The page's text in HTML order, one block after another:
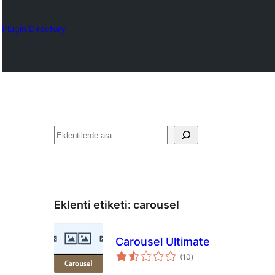
Plugin Directory
Ara
Eklenti etiketi: carousel
Carousel Ultimate
(10toplam
puan
)